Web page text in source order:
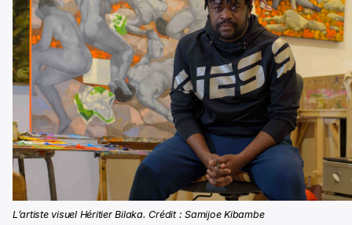
L’artiste visuel Héritier Bilaka. Crédit : Samijoe Kibambe